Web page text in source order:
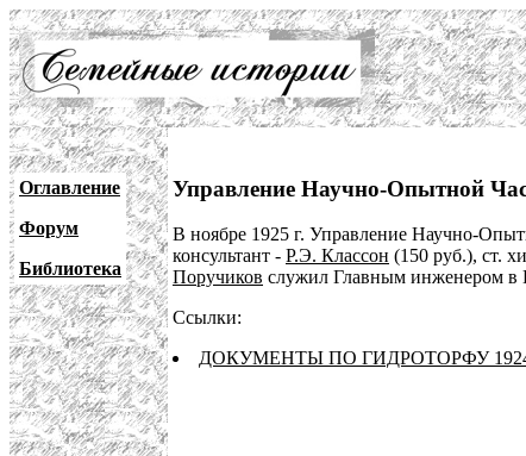
Оглавление
Форум
Библиотека
Управление Научно-Опытной
В ноябре 1925 г. Управление Научно-
консультант - Р.Э. Классон (150 руб.), ст.
Поручиков служил Главным инженером в
Ссылки:
ДОКУМЕНТЫ ПО ГИДРОТОРФУ